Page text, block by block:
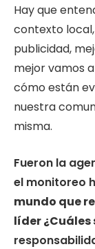
Hay que
contexto
publicidad,
mejor vamos
cómo están
nuestra
misma.
Fueron la
el monitoreo
mundo que
líder ¿Cuáles